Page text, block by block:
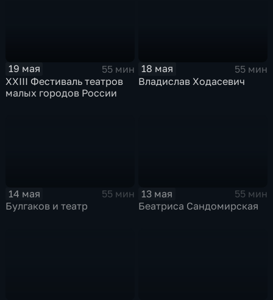
19 мая
55 мин
XXIII Фестиваль театров
малых городов России
18 мая
55 мин
Владислав Ходасевич
14 мая
55 мин
Булгаков и театр
13 мая
55 мин
Беатриса Сандомирская